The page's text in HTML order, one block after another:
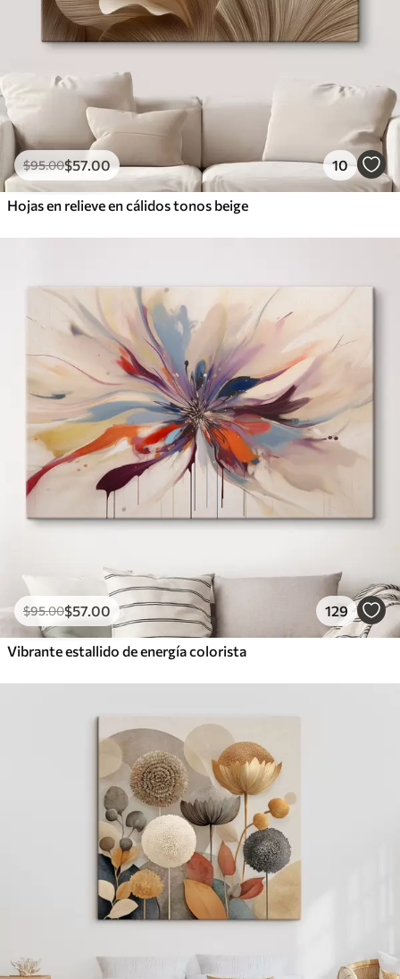
$95.00$57.00 10
Hojas en relieve en cálidos tonos beige
$95.00$57.00 129
Vibrante estallido de energía colorista